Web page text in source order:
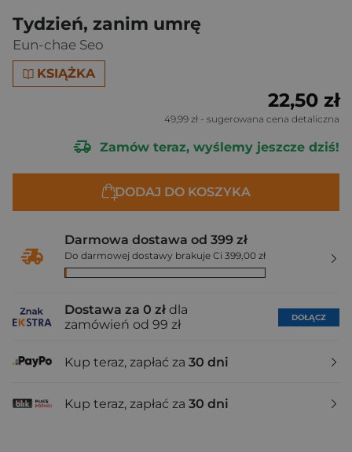
Tydzień, zanim umrę
Eun-chae Seo
KSIĄŻKA
22,50 zł
49,99 zł - sugerowana cena detaliczna
Zamów teraz, wyślemy jeszcze dziś!
DODAJ DO KOSZYKA
Darmowa dostawa od 399 zł
Do darmowej dostawy brakuje Ci 399,00 zł
Dostawa za 0 zł dla
zamówień od 99 zł
DOŁĄCZ
Kup teraz, zapłać za 30 dni
Kup teraz, zapłać za 30 dni